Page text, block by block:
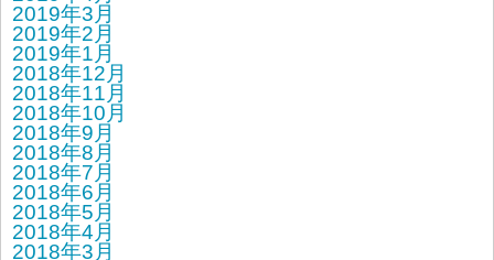
2019年3月
2019年2月
2019年1月
2018年12月
2018年11月
2018年10月
2018年9月
2018年8月
2018年7月
2018年6月
2018年5月
2018年4月
2018年3月